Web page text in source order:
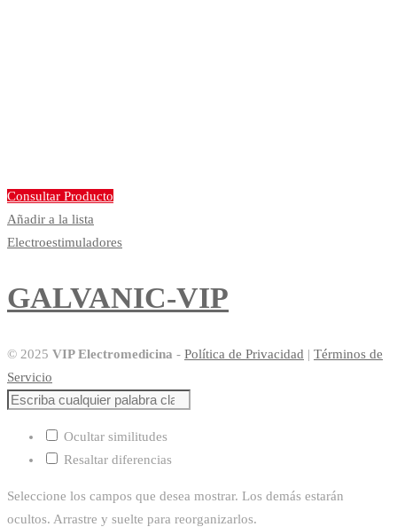
Consultar Producto
Añadir a la lista
Electroestimuladores
GALVANIC-VIP
© 2025 VIP Electromedicina - Política de Privacidad | Términos de
Servicio
Ocultar similitudes
Resaltar diferencias
Seleccione los campos que desea mostrar. Los demás estarán
ocultos. Arrastre y suelte para reorganizarlos.